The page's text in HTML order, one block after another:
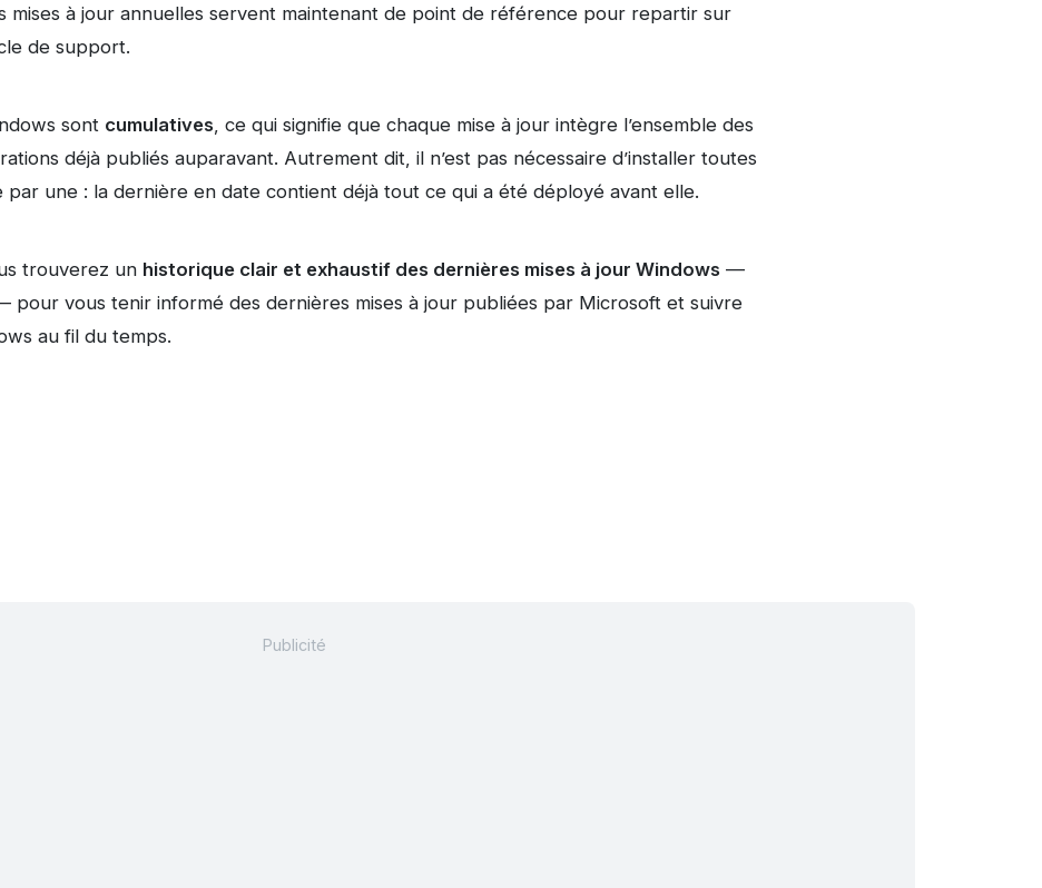
mises à jour annuelles servent maintenant de point de référence pour repartir sur
de support.
sont cumulatives, ce qui signifie que chaque mise à jour intègre l’ensemble des
déjà publiés auparavant. Autrement dit, il n’est pas nécessaire d’installer toutes
par une : la dernière en date contient déjà tout ce qui a été déployé avant elle.
trouverez un historique clair et exhaustif des dernières mises à jour Windows—
pour vous tenir informé des dernières mises à jour publiées par Microsoft et suivre
au fil du temps.